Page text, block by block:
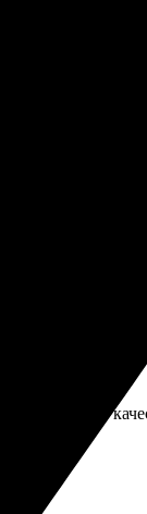
Быстрое
состоянии,